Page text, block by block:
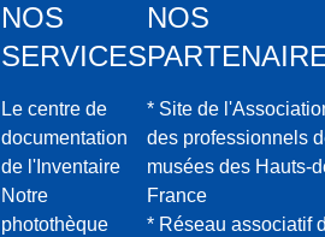
NOS
SERVICES
Le centre de
documentation
de l'Inventaire
Notre
photothèque
NOS
* Site de
des professionnels
musées des Hauts-
France
* Réseau associatif